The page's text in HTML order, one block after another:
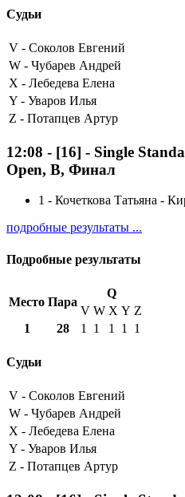
Судьи
V - Соколов Евгений
W - Чубарев Андрей
X - Лебедева Елена
Y - Уваров Илья
Z - Потапцев Артур
12:08 - [16] - Single
Open, B, Финал
1 - Кочеткова Татьяна -
подробные результаты ...
Подробные результаты
Место Пара
Q
V W X Y Z
1
28 1 1 1 1 1
Судьи
V - Соколов Евгений
W - Чубарев Андрей
X - Лебедева Елена
Y - Уваров Илья
Z - Потапцев Артур